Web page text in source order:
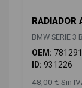
BMW SERIE 3
OEM:
ID: 931226
48,00 € Sin